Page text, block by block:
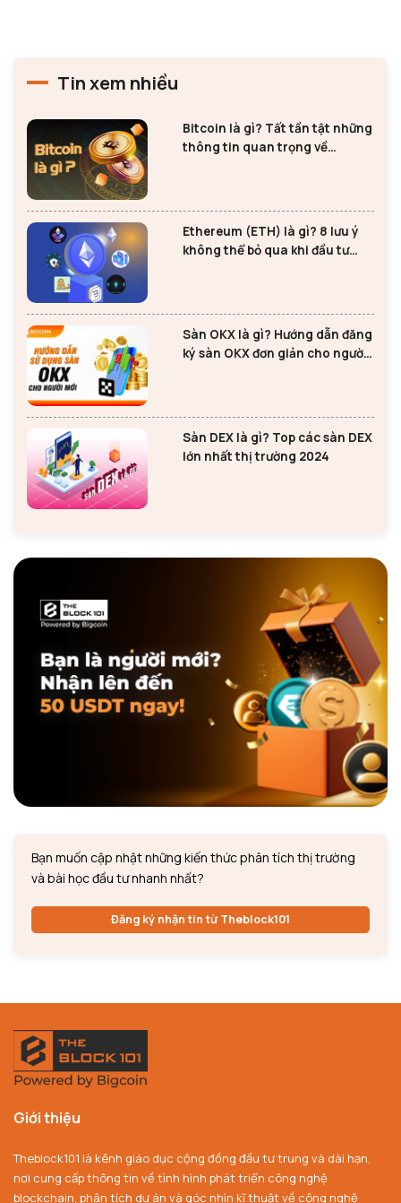
Tin xem nhiều
Bitcoin là gì? Tất tần tật những
thông tin quan trọng về
Ethereum (ETH) là gì? 8 lưu ý
không thể bỏ qua khi đầu tư
Sàn OKX là gì? Hướng dẫn đăng
ký sàn OKX đơn giản cho người
Sàn DEX là gì? Top các sàn DEX
lớn nhất thị trường 2024
Bạn muốn cập nhật những kiến thức phân tích thị trường
và bài học đầu tư nhanh nhất?
Đăng ký nhận tin từ Theblock101
Giới thiệu
Theblock101 là kênh giáo dục cộng đồng đầu tư trung và dài hạn,
nơi cung cấp thông tin về tình hình phát triển công nghệ
blockchain, phân tích dự án và góc nhìn kĩ thuật về công nghệ